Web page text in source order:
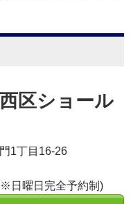
区ショール
1丁目16-26
日曜日完全予約制)